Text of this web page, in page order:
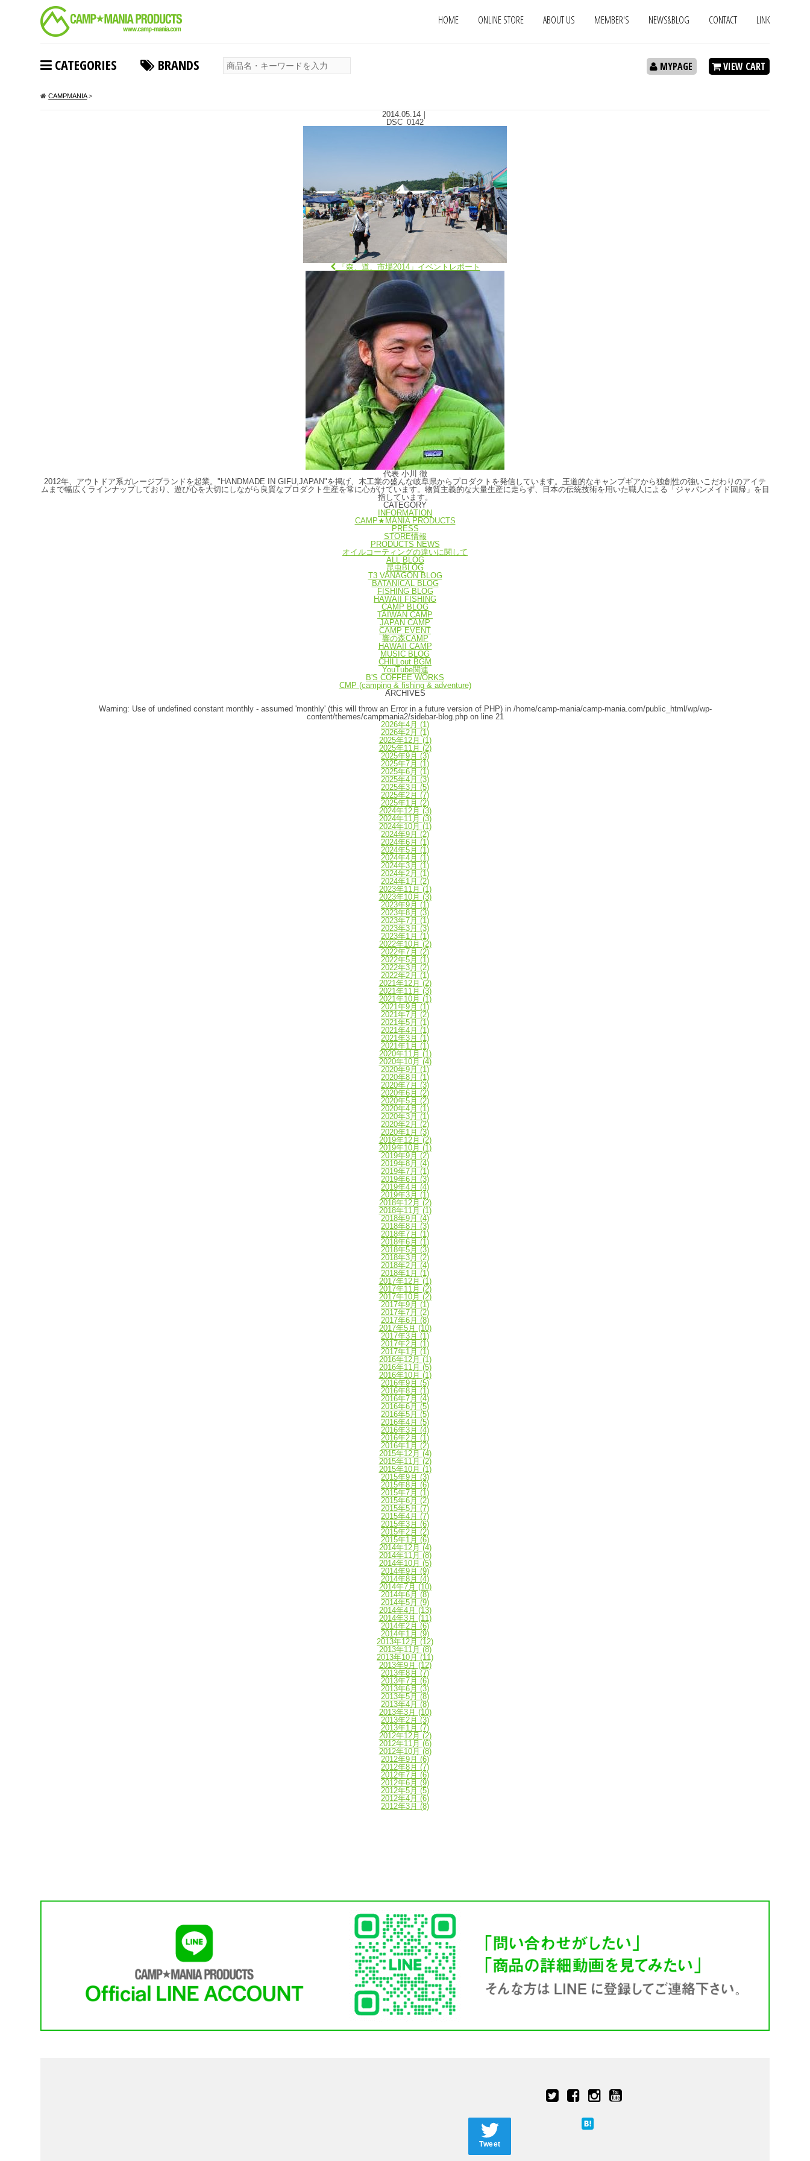
HOME ONLINE STORE ABOUT US MEMBER'S NEWS&BLOG CONTACT LINK
CATEGORIES BRANDS VIEW CART
MYPAGE
CAMPMANIA>
2014.05.14｜
DSC_0142
「森、道、市場2014」イベントレポート
代表 小川 徹
2012年、アウトドア系ガレージブランドを起業。"HANDMADE IN GIFU,JAPAN"を掲げ、木工業の盛んな岐阜県からプロダクトを発信しています。王道的なキャンプギアから独創性の強いこだわりのアイテ
ムまで幅広くラインナップしており、遊び心を大切にしながら良質なプロダクト生産を常に心がけています。物質主義的な大量生産に走らず、日本の伝統技術を用いた職人による「ジャパンメイド回帰」を目
指しています。
CATEGORY
INFORMATION
CAMP★MANIA PRODUCTS
PRESS
STORE情報
PRODUCTS NEWS
オイルコーティングの違いに関して
ALL BLOG
昆虫BLOG
T3 VANAGON BLOG
BATANICAL BLOG
FISHING BLOG
HAWAII FISHING
CAMP BLOG
TAIWAN CAMP
JAPAN CAMP
CAMP EVENT
響の森CAMP
HAWAII CAMP
MUSIC BLOG
CHILLout BGM
YouTube関連
B'S COFFEE WORKS
CMP (camping & fishing & adventure)
ARCHIVES
Warning: Use of undefined constant monthly - assumed 'monthly' (this will throw an Error in a future version of PHP) in /home/camp-mania/camp-mania.com/public_html/wp/wp-
content/themes/campmania2/sidebar-blog.phpon line 21
2026年4月 (1)
2026年2月 (1)
2025年12月 (1)
2025年11月 (2)
2025年9月 (3)
2025年7月 (1)
2025年6月 (1)
2025年4月 (3)
2025年3月 (5)
2025年2月 (7)
2025年1月 (2)
2024年12月 (3)
2024年11月 (3)
2024年10月 (1)
2024年9月 (2)
2024年6月 (1)
2024年5月 (1)
2024年4月 (1)
2024年3月 (1)
2024年2月 (1)
2024年1月 (2)
2023年11月 (1)
2023年10月 (3)
2023年9月 (1)
2023年8月 (3)
2023年7月 (1)
2023年3月 (3)
2023年1月 (1)
2022年10月 (2)
2022年7月 (2)
2022年5月 (1)
2022年3月 (2)
2022年2月 (1)
2021年12月 (2)
2021年11月 (3)
2021年10月 (1)
2021年9月 (1)
2021年7月 (2)
2021年5月 (1)
2021年4月 (1)
2021年3月 (1)
2021年1月 (1)
2020年11月 (1)
2020年10月 (4)
2020年9月 (1)
2020年8月 (1)
2020年7月 (3)
2020年6月 (2)
2020年5月 (2)
2020年4月 (1)
2020年3月 (1)
2020年2月 (2)
2020年1月 (3)
2019年12月 (2)
2019年10月 (1)
2019年9月 (2)
2019年8月 (4)
2019年7月 (1)
2019年6月 (3)
2019年4月 (4)
2019年3月 (1)
2018年12月 (2)
2018年11月 (1)
2018年9月 (4)
2018年8月 (3)
2018年7月 (1)
2018年6月 (1)
2018年5月 (3)
2018年3月 (2)
2018年2月 (4)
2018年1月 (1)
2017年12月 (1)
2017年11月 (2)
2017年10月 (2)
2017年9月 (1)
2017年7月 (2)
2017年6月 (8)
2017年5月 (10)
2017年3月 (1)
2017年2月 (1)
2017年1月 (1)
2016年12月 (1)
2016年11月 (5)
2016年10月 (1)
2016年9月 (5)
2016年8月 (1)
2016年7月 (4)
2016年6月 (5)
2016年5月 (5)
2016年4月 (5)
2016年3月 (4)
2016年2月 (1)
2016年1月 (2)
2015年12月 (4)
2015年11月 (2)
2015年10月 (1)
2015年9月 (3)
2015年8月 (6)
2015年7月 (1)
2015年6月 (2)
2015年5月 (7)
2015年4月 (7)
2015年3月 (6)
2015年2月 (2)
2015年1月 (6)
2014年12月 (4)
2014年11月 (8)
2014年10月 (5)
2014年9月 (9)
2014年8月 (4)
2014年7月 (10)
2014年6月 (8)
2014年5月 (9)
2014年4月 (13)
2014年3月 (11)
2014年2月 (6)
2014年1月 (9)
2013年12月 (12)
2013年11月 (8)
2013年10月 (11)
2013年9月 (12)
2013年8月 (7)
2013年7月 (6)
2013年6月 (3)
2013年5月 (8)
2013年4月 (8)
2013年3月 (10)
2013年2月 (3)
2013年1月 (7)
2012年12月 (2)
2012年11月 (6)
2012年10月 (8)
2012年9月 (6)
2012年8月 (7)
2012年7月 (6)
2012年6月 (9)
2012年5月 (5)
2012年4月 (6)
2012年3月 (8)
Tweet